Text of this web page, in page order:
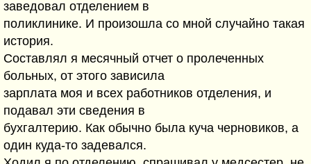
заведовал отделением в
поликлинике. И произошла со мной случайно такая
история.
Составлял я месячный отчет о пролеченных
больных, от этого зависила
зарплата моя и всех работников отделения, и
подавал эти сведения в
бухгалтерию. Как обычно была куча черновиков, а
один куда-то задевался.